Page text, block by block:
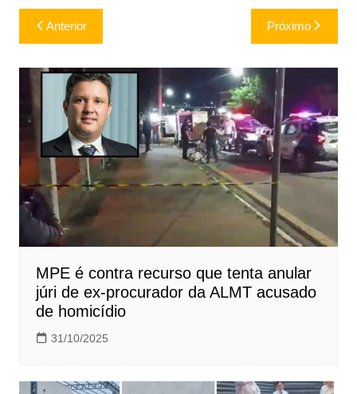
Navegação
de
Post
Anterior Próximo
MPE é contra recurso que tenta anular
júri de ex-procurador da ALMT acusado
de homicídio
31/10/2025